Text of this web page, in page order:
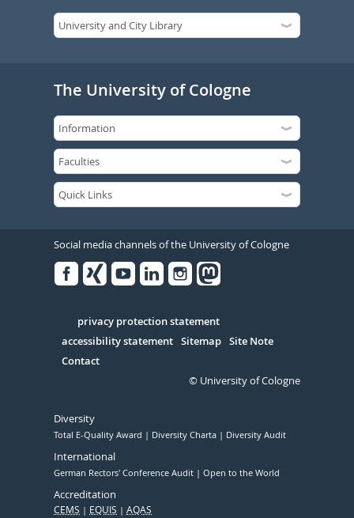
The University of Cologne
Social media channels of the University of Cologne
Serivce
privacy protection statement
accessibility statement Sitemap Site Note
Contact
© University of Cologne
Diversity
Total E-Quality Award Diversity Charta Diversity Audit
International
German Rectors' Conference Audit Open to the World
Accreditation
CEMS EQUIS AQAS